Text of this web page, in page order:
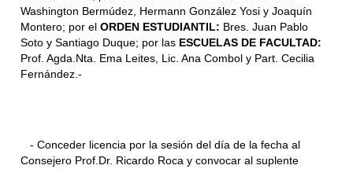
Washington Bermúdez, Hermann González Yosi y Joaquín
Montero; por elORDEN ESTUDIANTIL: Bres. Juan Pablo
Soto y Santiago Duque; por las ESCUELAS DE FACULTAD:
Prof. Agda.Nta. Ema Leites, Lic. Ana Combol y Part. Cecilia
Fernández.-
- Conceder licencia por la sesión del día de la fecha al
Consejero Prof.Dr. Ricardo Roca y convocar al suplente